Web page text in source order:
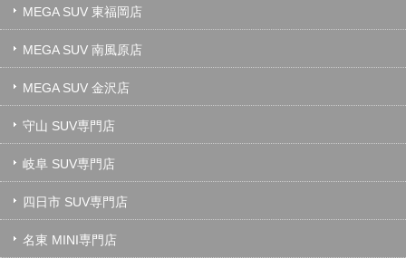
MEGA SUV 東福岡店
MEGA SUV 南風原店
MEGA SUV 金沢店
守山 SUV専門店
岐阜 SUV専門店
四日市 SUV専門店
名東 MINI専門店